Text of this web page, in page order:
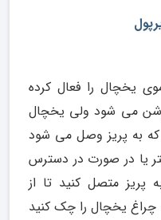
یخچال را فعال کرده
می شود ولی یخچال
که به پریز وصل می شود
یا در صورت در دسترس
پریز متصل کنید تا از
یخچال را چک کنید